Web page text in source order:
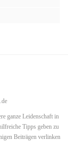
ganze Leidenschaft in
Tipps geben zu
Beiträgen verlinken